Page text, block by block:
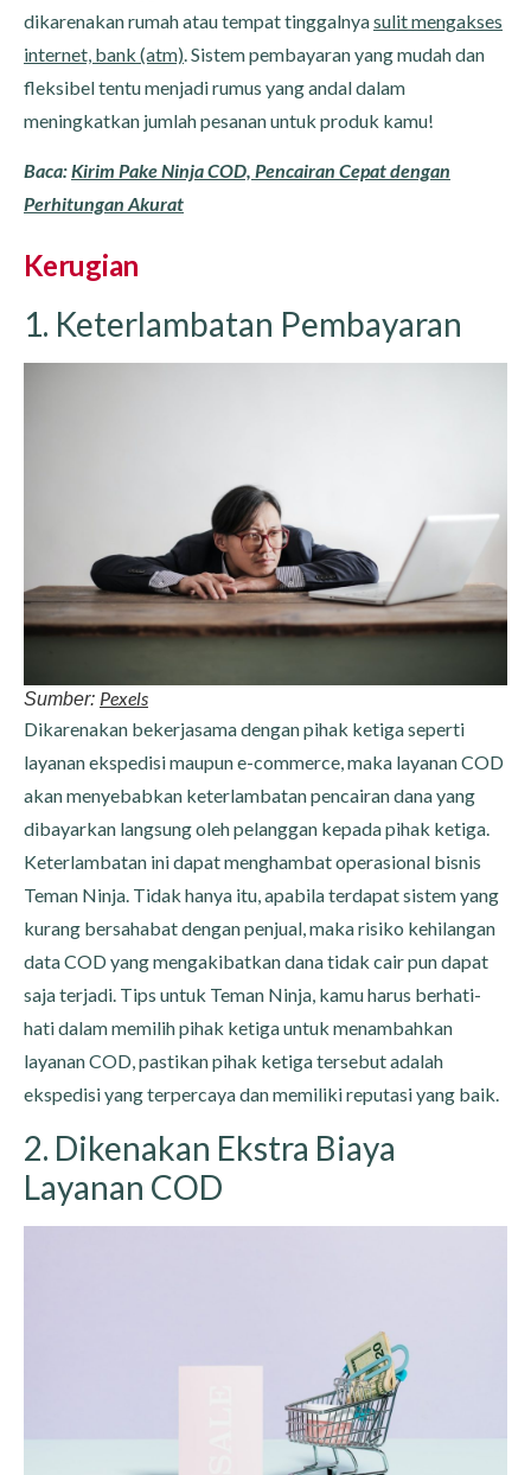
dikarenakan rumah atau tempat tinggalnyasulit mengakses
internet, bank (atm) . Sistem pembayaran yang mudah dan
fleksibel tentu menjadi rumus yang andal dalam
meningkatkan jumlah pesanan untuk produk kamu!
Baca:Kirim Pake Ninja COD, Pencairan Cepat dengan
Perhitungan Akurat
Kerugian
1. Keterlambatan Pembayaran
Sumber: Pexels
Dikarenakan bekerjasama dengan pihak ketiga seperti
layanan ekspedisi maupun e-commerce, maka layanan COD
akan menyebabkan keterlambatan pencairan dana yang
dibayarkan langsung oleh pelanggan kepada pihak ketiga.
Keterlambatan ini dapat menghambat operasional bisnis
Teman Ninja. Tidak hanya itu, apabila terdapat sistem yang
kurang bersahabat dengan penjual, maka risiko kehilangan
data COD yang mengakibatkan dana tidak cair pun dapat
saja terjadi. Tips untuk Teman Ninja, kamu harus berhati-
hati dalam memilih pihak ketiga untuk menambahkan
layanan COD, pastikan pihak ketiga tersebut adalah
ekspedisi yang terpercaya dan memiliki reputasi yang baik.
2. Dikenakan Ekstra Biaya
Layanan COD